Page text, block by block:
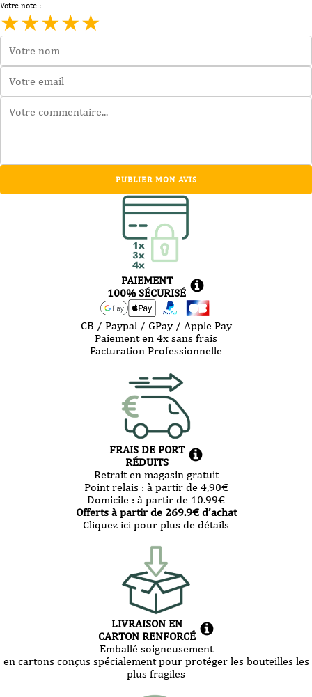
Votre note :
★★★★★
PUBLIER MON AVIS
PAIEMENT
100% SÉCURISÉ
CB / Paypal / GPay / Apple Pay
Paiement en 4x sans frais
Facturation Professionnelle
FRAIS DE PORT
RÉDUITS
Retrait en magasin gratuit
Point relais : à partir de 4,90€
Domicile : à partir de 10.99€
Offerts à partir de 269.9€ d’achat
Cliquez ici pour plus de détails
LIVRAISON EN
CARTON RENFORCÉ
Emballé soigneusement
en cartons conçus spécialement pour protéger les bouteilles les
plus fragiles